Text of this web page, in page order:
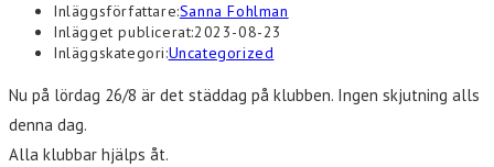
Inläggsförfattare:Sanna Fohlman
Inlägget publicerat:2023-08-23
Inläggskategori:Uncategorized
Nu på lördag 26/8 är det städdag på klubben. Ingen skjutning alls
denna dag.
Alla klubbar hjälps åt.